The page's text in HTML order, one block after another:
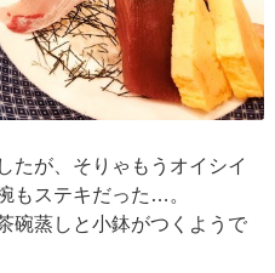
たが、そりゃもうオイシイ
もステキだった…。
碗蒸しと小鉢がつくようで